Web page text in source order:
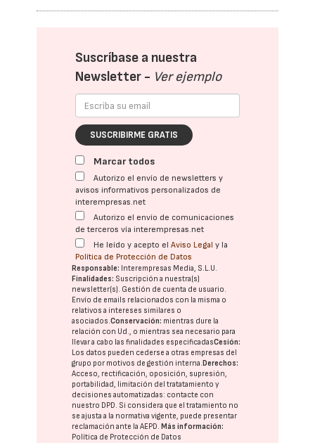
Suscríbase a nuestra
Newsletter - Ver ejemplo
SUSCRIBIRME GRATIS
Marcar todos
Autorizo el envío de newsletters y
avisos informativos personalizados de
interempresas.net
Autorizo el envío de comunicaciones
de terceros vía interempresas.net
He leído y acepto elAviso Legal y la
Política de Protección de Datos
Responsable: Interempresas Media, S.L.U.
Finalidades: Suscripción a nuestra(s)
newsletter(s). Gestión de cuenta de usuario.
Envío de emails relacionados con la misma o
relativos a intereses similares o
asociados.Conservación: mientras dure la
relación con Ud., o mientras sea necesario para
llevar a cabo las finalidades especificadasCesión:
Los datos pueden cederse a otras empresas del
grupo por motivos de gestión interna. Derechos:
Acceso, rectificación, oposición, supresión,
portabilidad, limitación del tratatamiento y
decisiones automatizadas: contacte con
nuestro DPD. Si considera que el tratamiento no
se ajusta a la normativa vigente, puede presentar
reclamación ante laAEPD. Más información:
Política de Protección de Datos